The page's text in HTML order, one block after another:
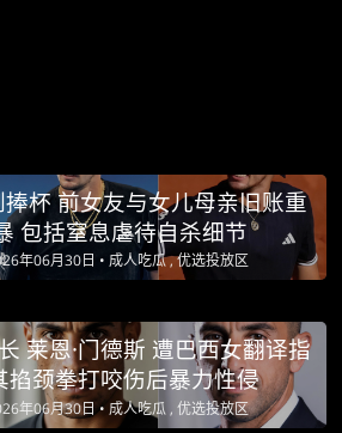
杯 前女友与女儿母亲旧账重
包括窒息虐待自杀细节
年06月30日 • 成人吃瓜 , 优选投放区
莱恩·门德斯 遭巴西女翻译指
掐颈拳打咬伤后暴力性侵
年06月30日 • 成人吃瓜 , 优选投放区